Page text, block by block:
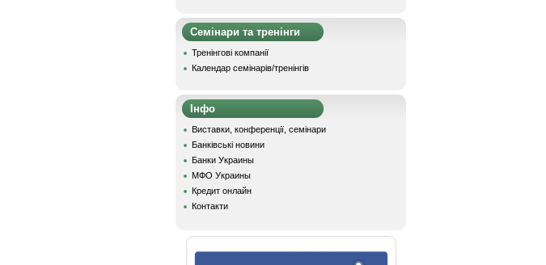
Семінари та тренінги
Тренінгові компанії
Календар семінарів/тренінгів
Інфо
Виставки, конференції, семінари
Банківські новини
Банки Украины
МФО Украины
Кредит онлайн
Контакти